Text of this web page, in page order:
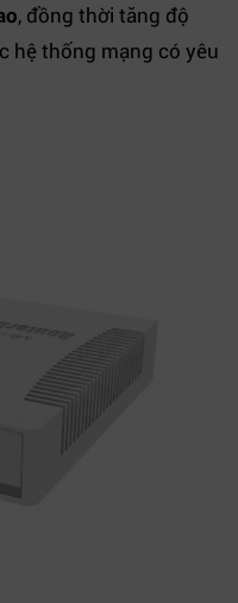
, đồng thời tăng độ
hệ thống mạng có yêu